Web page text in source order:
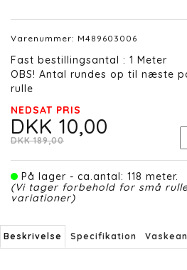
Varenummer: M489603006
Fast bestillingsantal : 1 Meter
OBS! Antal rundes op til næste
rulle
NEDSAT PRIS
DKK 10,00
DKK 189,00
På lager - ca.antal: 118 meter.
(Vi tager forbehold for små
variationer)
Beskrivelse Specifikation